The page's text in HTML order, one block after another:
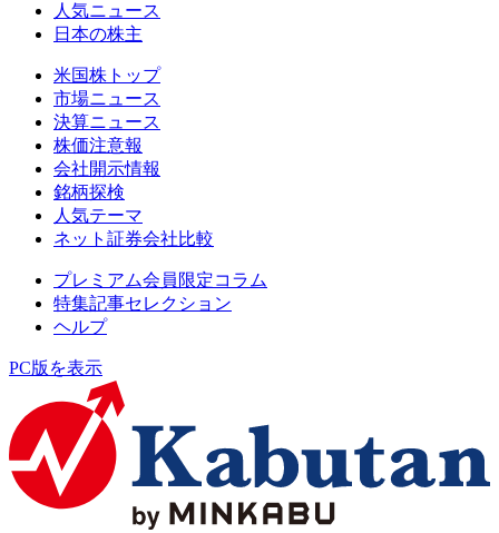
人気ニュース
日本の株主
米国株トップ
市場ニュース
決算ニュース
株価注意報
会社開示情報
銘柄探検
人気テーマ
ネット証券会社比較
プレミアム会員限定コラム
特集記事セレクション
ヘルプ
PC版を表示